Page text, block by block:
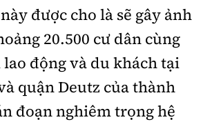
mọi hình thức nếu không có sự
văn bản.
được cho là sẽ gây ảnh
20.500 cư dân cùng
động và du khách tại
quận Deutz của thành
đoạn nghiêm trọng hệ